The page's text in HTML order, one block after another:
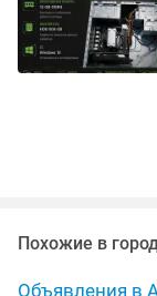
Похожие в
Объявления в